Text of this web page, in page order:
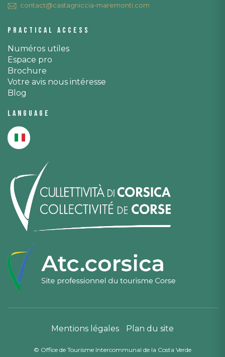
contact@castagniccia-maremonti.com
Practical access
Numéros utiles
Espace pro
Brochure
Votre avis nous intéresse
Blog
Language
Mentions légales Plan du site
© Office de Tourisme Intercommunal de la Costa Verde